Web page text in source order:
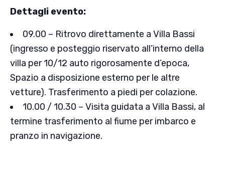
Dettagli evento:
09.00 – Ritrovo direttamente a Villa Bassi
(ingresso e posteggio riservato all’interno della
villa per 10/12 auto rigorosamente d’epoca,
Spazio a disposizione esterno per le altre
vetture). Trasferimento a piedi per colazione.
10.00 / 10.30 – Visita guidata a Villa Bassi, al
termine trasferimento al fiume per imbarco e
pranzo in navigazione.